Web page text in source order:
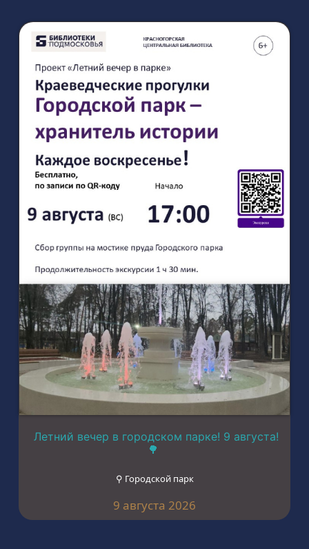
Летний вечер в городском парке! 9 августа!
🌳
⚲ Городской парк
9 августа 2026